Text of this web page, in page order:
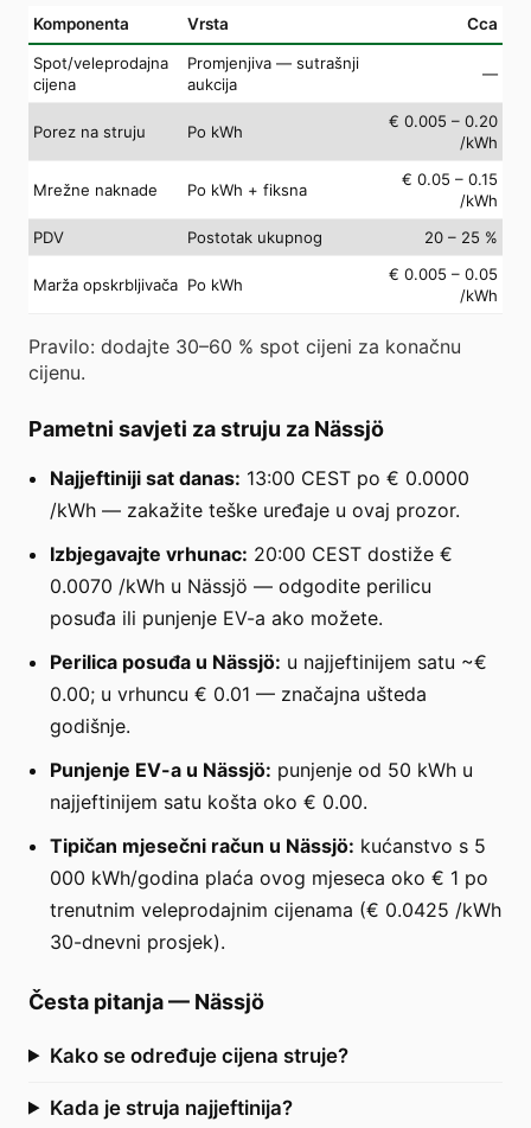
Komponenta Vrsta Cca
Spot/veleprodajna
cijena
Promjenjiva — sutrašnji
aukcija
—
Porez na struju Po kWh
€ 0.005 – 0.20
/kWh
Mrežne naknade Po kWh + fiksna
€ 0.05 – 0.15
/kWh
PDV
Postotak ukupnog 20 – 25 %
Marža opskrbljivača Po kWh
€ 0.005 – 0.05
/kWh
Pravilo: dodajte 30–60 % spot cijeni za konačnu
cijenu.
Pametni savjeti za struju za Nässjö
Najjeftiniji sat danas: 13:00 CEST po € 0.0000
/kWh — zakažite teške uređaje u ovaj prozor.
Izbjegavajte vrhunac: 20:00 CEST dostiže €
0.0070 /kWh u Nässjö — odgodite perilicu
posuđa ili punjenje EV-a ako možete.
Perilica posuđa u Nässjö: u najjeftinijem satu ~€
0.00; u vrhuncu € 0.01 — značajna ušteda
godišnje.
Punjenje EV-a u Nässjö: punjenje od 50 kWh u
najjeftinijem satu košta oko € 0.00.
Tipičan mjesečni račun u Nässjö: kućanstvo s 5
000 kWh/godina plaća ovog mjeseca oko € 1 po
trenutnim veleprodajnim cijenama (€ 0.0425 /kWh
30-dnevni prosjek).
Česta pitanja— Nässjö
Kako se određuje cijena struje?
Kada je struja najjeftinija?